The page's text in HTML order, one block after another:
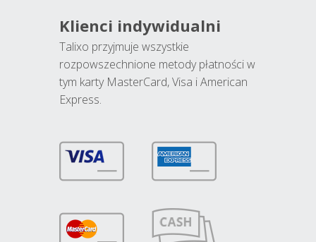
Klienci indywidualni
Talixo przyjmuje wszystkie
rozpowszechnione metody płatności w
tym karty MasterCard, Visa i American
Express.